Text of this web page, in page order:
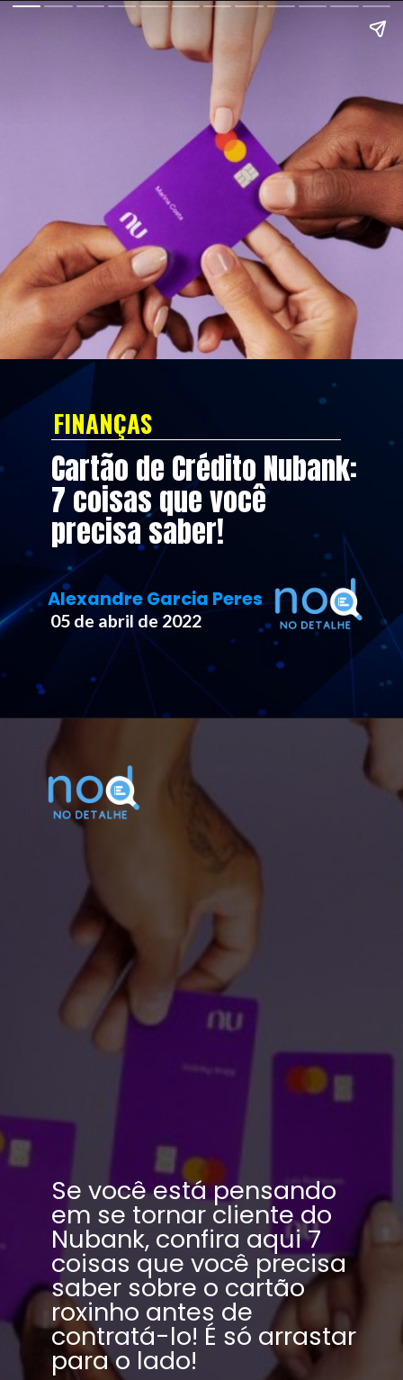
05 de abril de 2022
Alexandre Garcia Peres
Cartão de Crédito Nubank:
7 coisas que você
precisa saber!
FINANÇAS
Se você está pensando
em se tornar cliente do
Nubank, confira aqui 7
coisas que você precisa
saber sobre o cartão
roxinho antes de
contratá-lo! É só arrastar
para o lado!
1